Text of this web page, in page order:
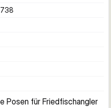
Posen für Friedfischangler